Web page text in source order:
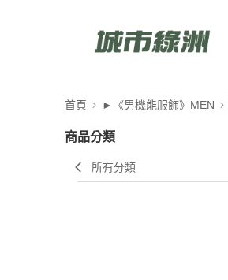
首頁 ►《男機能服飾》MEN
商品分類
所有分類